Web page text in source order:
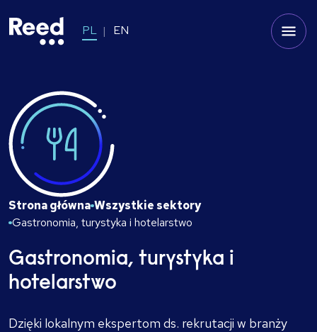
PL EN
Strona główna Wszystkie sektory
Gastronomia, turystyka i hotelarstwo
Gastronomia, turystyka i
hotelarstwo
Dzięki lokalnym ekspertom ds. rekrutacji w branży